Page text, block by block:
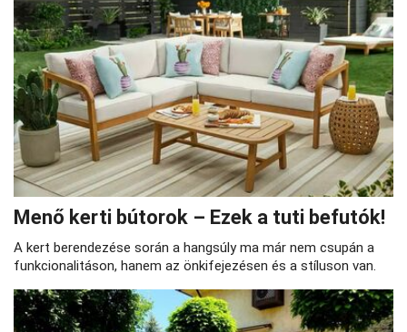
Menő kerti bútorok – Ezek a tuti befutók!
A kert berendezése során a hangsúly ma már nem csupán a
funkcionalitáson, hanem az önkifejezésen és a stíluson van.